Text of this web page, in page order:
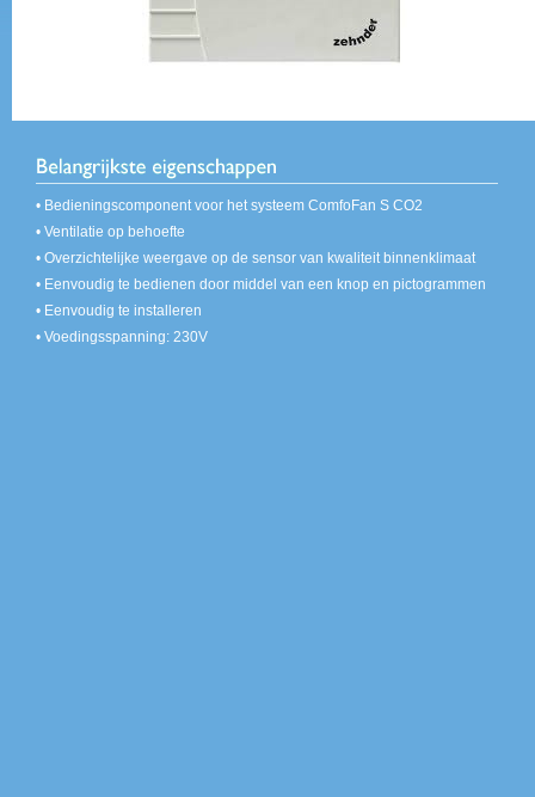
• Bedieningscomponent voor het systeem ComfoFan S CO2
• Ventilatie op behoefte
• Overzichtelijke weergave op de sensor van kwaliteit binnenklimaat
• Eenvoudig te bedienen door middel van een knop en pictogrammen
• Eenvoudig te installeren
• Voedingsspanning: 230V